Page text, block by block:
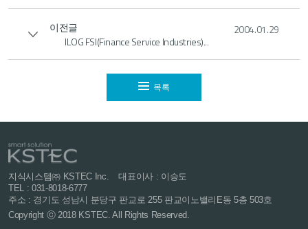
이전글
ILOG FSI(Finance Service Industries)...
2004.01.29
목록
지식시스템㈜ KSTEC Inc.
대표이사 : 이승도
TEL : 031-8018-6777
주소 : 경기도 성남시 분당구 판교로 255 판교이노밸리E동 5층 503호
Copyright ⓒ 2018 KSTEC. All Rights Reserved.